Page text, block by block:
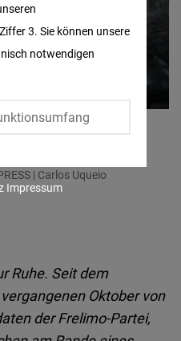
Mondlane spricht bei
Flughafen Mavalane in
| Carlos Uqueio
Ruhe. Seit dem
Oktober von
der Frelimo-Partei,
3. Sie können unsere
notwendigen
Impressum